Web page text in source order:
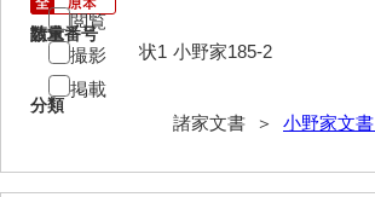
書状
断簡類その他
請求番号
小野家185-2
分類
諸家文書 ＞ 小野家文書
数量
状1
閲覧
撮影
掲載